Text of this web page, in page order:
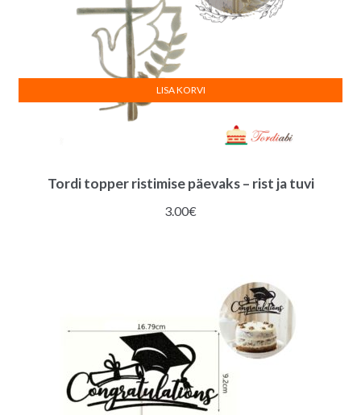
Tordi topper ristimise päevaks – rist ja tuvi
3.00€
LISA KORVI